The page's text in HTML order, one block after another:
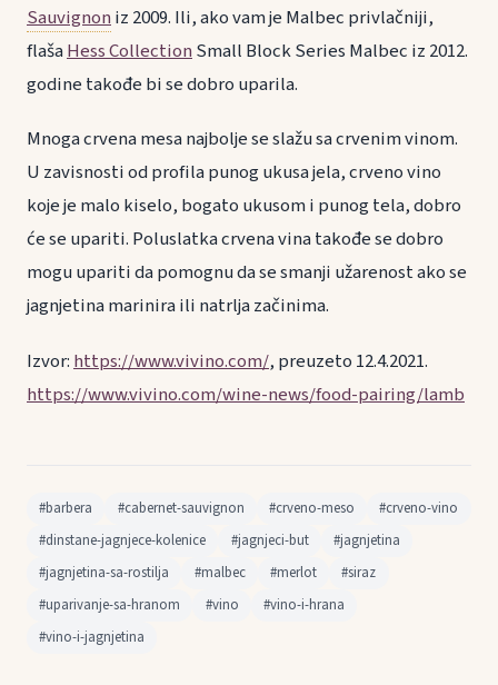
Sauvignoniz 2009. Ili, ako vam je Malbec privlačniji,
flašaHess CollectionSmall Block Series Malbec iz 2012.
godine takođe bi se dobro uparila.
Mnoga crvena mesa najbolje se slažu sa crvenim vinom.
U zavisnosti od profila punog ukusa jela, crveno vino
koje je malo kiselo, bogato ukusom i punog tela, dobro
će se upariti. Poluslatka crvena vina takođe se dobro
mogu upariti da pomognu da se smanji užarenost ako se
jagnjetina marinira ili natrlja začinima.
Izvor: https://www.vivino.com/, preuzeto 12.4.2021.
https://www.vivino.com/wine-news/food-pairing/lamb
#barbera #cabernet-sauvignon #crveno-meso
#crveno-vino
#dinstane-jagnjece-kolenice
#jagnjeci-but
#jagnjetina
#jagnjetina-sa-rostilja
#malbec #merlot
#siraz
#uparivanje-sa-hranom
#vino
#vino-i-hrana
#vino-i-jagnjetina